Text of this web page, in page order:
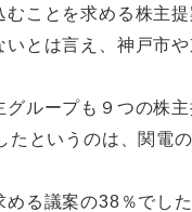
ことを求める株主
とは言え、神戸市
ループも９つの株
というのは、関電
る議案の38％でし